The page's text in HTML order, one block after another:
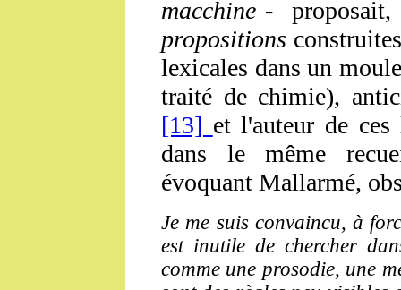
macchine - proposait,
propositions
lexicales dans un
traité de chimie),
[13] et l'auteur de ces
dans le même
évoquant Mallarmé,
Je me suis convaincu, à
est inutile de chercher
comme une prosodie, une